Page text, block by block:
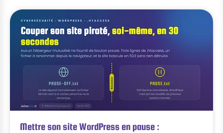
Mettre son site WordPress en pause :